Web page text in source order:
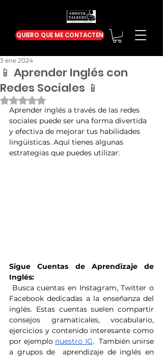
QUIERO QUE ME CONTACTEN
📱 Aprender Inglés con
Redes Sociales 📱
3 ene 2024
Obtuvo NaN de 5 estrellas.
Aprender inglés a través de las redes
sociales puede ser una forma divertida
y efectiva de mejorar tus habilidades
lingüísticas. Aquí tienes algunas
estrategias que puedes utilizar:
Sigue Cuentas de Aprendizaje de
Inglés:
Busca cuentas en Instagram, Twitter o
Facebook dedicadas a la enseñanza del
inglés. Estas cuentas suelen compartir
consejos gramaticales, vocabulario,
ejercicios y contenido interesante como
por ejemplo nuestro IG.  También unirse
a grupos de  aprendizaje de inglés en